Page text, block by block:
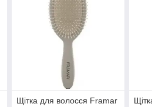
Щітка для волосся Framar